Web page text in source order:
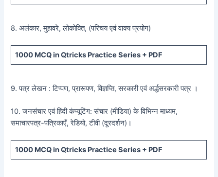
8. अलंकार, मुहावरे, लोकोक्ति, (परिचय एवं वाक्य प्रयोग)
1000 MCQin Qtricks Practice Series + PDF
9. पत्र लेखन : टिप्पण, प्रारूपण, विज्ञप्ति, सरकारी एवं अर्द्धसरकारी पत्र ।
10. जनसंचार एवं हिंदी कंप्यूटिंग: संचार (मीडिया) के विभिन्न माध्यम,
समाचारपत्र-पत्रिकाएँ, रेडियो, टीवी (दूरदर्शन)।
1000 MCQin Qtricks Practice Series + PDF